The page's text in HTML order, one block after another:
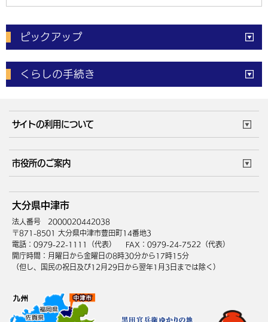
ピックアップ
電子申請 窓口の混雑状況
体育施設予約状況 ご意見・ご要望
くらしの手続き
成人・仕事
住まい・引越 ごみ・環境
健康・医療 障がい・福祉
高齢・介護
サイトの利用について
サイトマップ
市役所のご案内
庁舎地図 組織案内
中津市へのアクセス
大分県中津市
法人番号 2000020442038
〒871-8501 大分県中津市豊田町14番地3
電話：0979-22-1111（代表）
FAX：0979-24-7522（代表）
開庁時間：月曜日から金曜日の8時30分から17時15分
（但し、国民の祝日及び12月29日から翌年1月3日までは除く）